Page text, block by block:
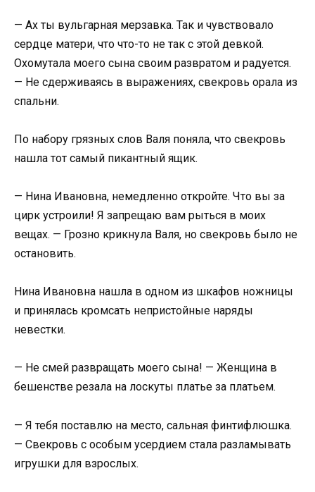
— Ах ты вульгарная мерзавка. Так и чувствовало
сердце матери, что что-то не так с этой девкой.
Охомутала моего сына своим развратом и радуется.
— Не сдерживаясь в выражениях, свекровь орала из
спальни.
По набору грязных слов Валя поняла, что свекровь
нашла тот самый пикантный ящик.
— Нина Ивановна, немедленно откройте. Что вы за
цирк устроили! Я запрещаю вам рыться в моих
вещах. — Грозно крикнула Валя, но свекровь было не
остановить.
Нина Ивановна нашла в одном из шкафов ножницы
и принялась кромсать непристойные наряды
невестки.
— Не смей развращать моего сына! — Женщина в
бешенстве резала на лоскуты платье за платьем.
— Я тебя поставлю на место, сальная финтифлюшка.
— Свекровь с особым усердием стала разламывать
игрушки для взрослых.